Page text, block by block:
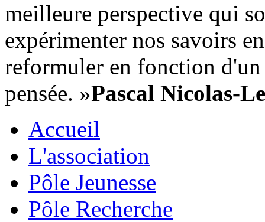
meilleure perspective qui
expérimenter nos savoirs
reformuler en fonction
pensée. »Pascal Nicolas-
Accueil
L'association
Pôle Jeunesse
Pôle Recherche